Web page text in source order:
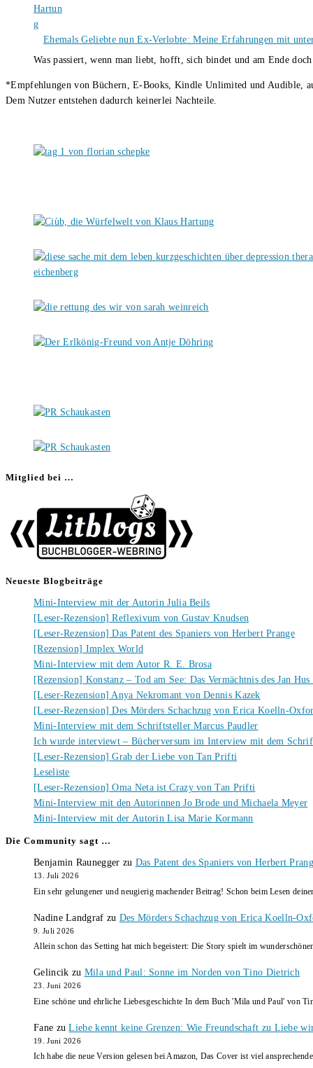
Ehemals Geliebte nun Ex-Verlobte: Meine Erfahrungen mit
Was passiert, wenn man liebt, hofft, sich bindet und am Ende
*Empfehlungen von Büchern, E-Books, Kindle Unlimited und Audible,
Dem Nutzer entstehen dadurch keinerlei Nachteile.
Mitglied bei …
Neueste Blogbeiträge
Mini-Interview mit der Autorin Julia Beils
[Leser-Rezension] Reflexivum von Gustav Knudsen
[Leser-Rezension] Das Patent des Spaniers von Herbert Prange
[Rezension] Implex World
Mini-Interview mit dem Autor R. E. Brosa
[Rezension] Konstanz – Tod am See: Das Vermächtnis des Jan
[Leser-Rezension] Anya Nekromant von Dennis Kazek
[Leser-Rezension] Des Mörders Schachzug von Erica Koelln-
Mini-Interview mit dem Schriftsteller Marcus Paudler
Ich wurde interviewt – Bücherversum im Interview mit dem
[Leser-Rezension] Grab der Liebe von Tan Prifti
Leseliste
[Leser-Rezension] Oma Neta ist Crazy von Tan Prifti
Mini-Interview mit den Autorinnen Jo Brode und Michaela Meyer
Mini-Interview mit der Autorin Lisa Marie Kormann
Die Community sagt …
Benjamin Raunegger zu Das Patent des Spaniers von Herbert
13. Juli 2026
Ein sehr gelungener und neugierig machender Beitrag! Schon beim Lesen
Nadine Landgraf zu Des Mörders Schachzug von Erica Koelln-
9. Juli 2026
Allein schon das Setting hat mich begeistert: Die Story spielt im
Gelincik zu Mila und Paul: Sonne im Norden von Tino Dietrich
23. Juni 2026
Eine schöne und ehrliche Liebesgeschichte In dem Buch 'Mila und Paul' von
Fane zuLiebe kennt keine Grenzen: Wie Freundschaft zu Liebe
19. Juni 2026
Ich habe die neue Version gelesen bei Amazon, Das Cover ist viel